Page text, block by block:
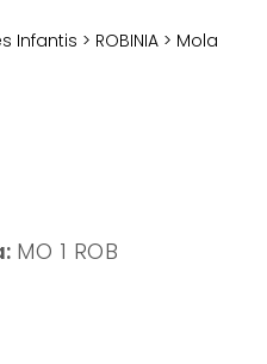
Infantis > ROBINIA > Mola
MO 1 ROB